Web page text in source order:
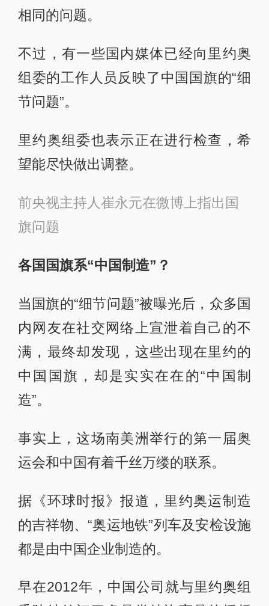
相同的问题。
不过，有一些国内媒体已经向里约奥
组委的工作人员反映了中国国旗的“细
节问题”。
里约奥组委也表示正在进行检查，希
望能尽快做出调整。
前央视主持人崔永元在微博上指出国
旗问题
各国国旗系“中国制造”？
当国旗的“细节问题”被曝光后，众多国
内网友在社交网络上宣泄着自己的不
满，最终却发现，这些出现在里约的
中国国旗，却是实实在在的“中国制
造”。
事实上，这场南美洲举行的第一届奥
运会和中国有着千丝万缕的联系。
据《环球时报》报道，里约奥运制造
的吉祥物、“奥运地铁”列车及安检设施
都是由中国企业制造的。
早在2012年，中国公司就与里约奥组